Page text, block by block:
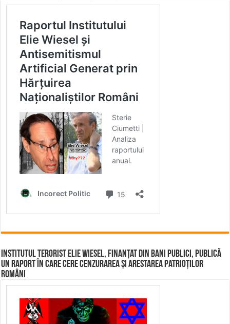
Institutul terorist Elie Wiesel, finanțat din bani publici, publică
un raport în care cere cenzurarea și arestarea patrioților
români